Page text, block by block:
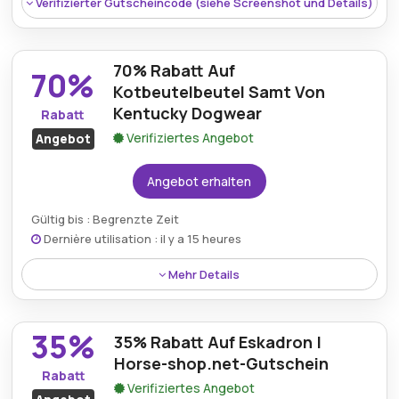
Bedingungen:Weitere Informationen finden Sie
in den Bedingungen auf der Website des Händlers.
Rabatt:Erhalten Sie 5€ Ersparnis auf KellX-
Markenartikel mit dem Horse-shop.net-
Gutscheincode.
Mindestkaufbetrag:Kein Minimum erforderlich
Berechtigung:Für alle Kunden
Art des Angebots:Zeitlich begrenztes Angebot
70%
Rabatt
Angebot
70% Rabatt Auf
Kotbeutelbeutel Samt Von
Kentucky Dogwear
Verifiziertes Angebot
Angebot erhalten
Gültig bis : Begrenzte Zeit
Dernière utilisation : il y a 15 heures
Mehr Details
Kotbeutelbeutel aus Samt von Kentucky Dogwear.
Mindestkaufbetrag:Kein Minimum erforderlich
35%
Rabatt
35% Rabatt Auf Eskadron |
Horse-shop.net-Gutschein
Verifiziertes Angebot